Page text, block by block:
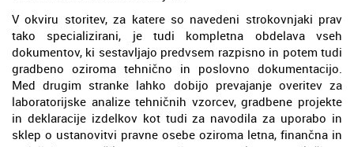
V okviru storitev, za katere so navedeni strokovnjaki prav
tako specializirani, je tudi kompletna obdelava vseh
dokumentov, ki sestavljajo predvsem razpisno in potem tudi
gradbeno oziroma tehnično in poslovno dokumentacijo.
Med drugim stranke lahko dobijo prevajanje overitev za
laboratorijske analize tehničnih vzorcev, gradbene projekte
in deklaracije izdelkov kot tudi za navodila za uporabo in
sklep o ustanovitvi pravne osebe oziroma letna, finančna in